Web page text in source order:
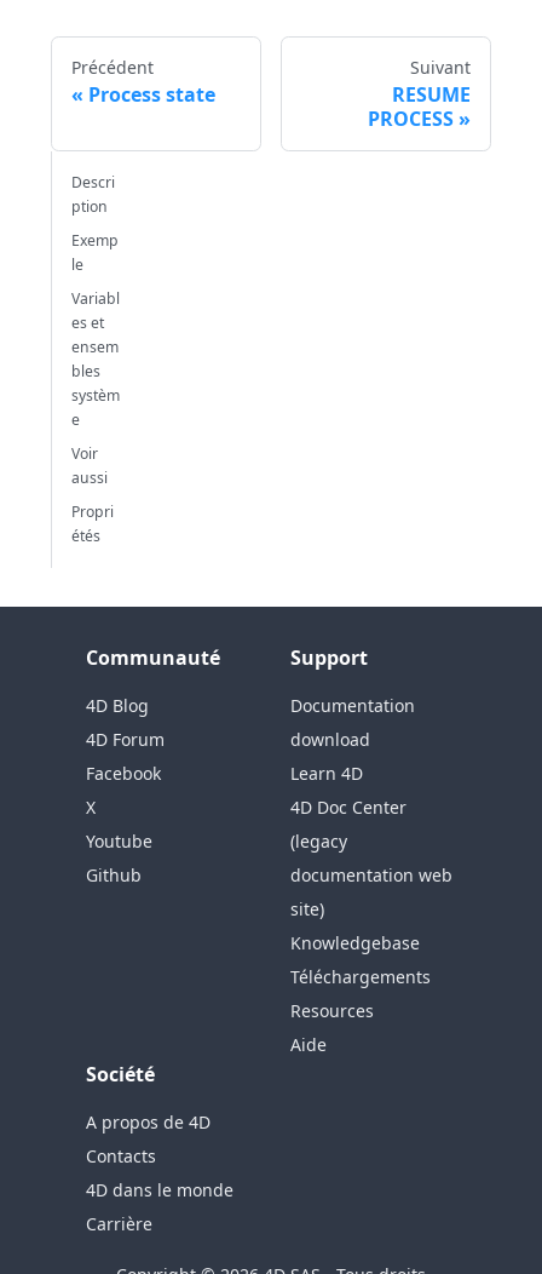
Précédent
Process state
Suivant
RESUME
PROCESS
Descri
ption
Exemp
le
Variabl
es et
ensem
bles
systèm
e
Voir
aussi
Propri
étés
Communauté
4D Blog
4D Forum
Facebook
X
Youtube
Github
Support
Documentation
download
Learn 4D
4D Doc Center
(legacy
documentation web
site)
Knowledgebase
Téléchargements
Resources
Aide
Société
A propos de 4D
Contacts
4D dans le monde
Carrière